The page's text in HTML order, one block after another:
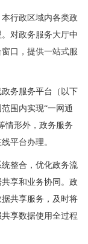
行政区域内各类政
对政务服务大厅中
口，提供一站式服
务服务平台（以下
围内实现“一网通
情形外，政务服务
平台办理。
整合，优化政务流
享和业务协同。政
共享服务，及时将
享数据使用全过程